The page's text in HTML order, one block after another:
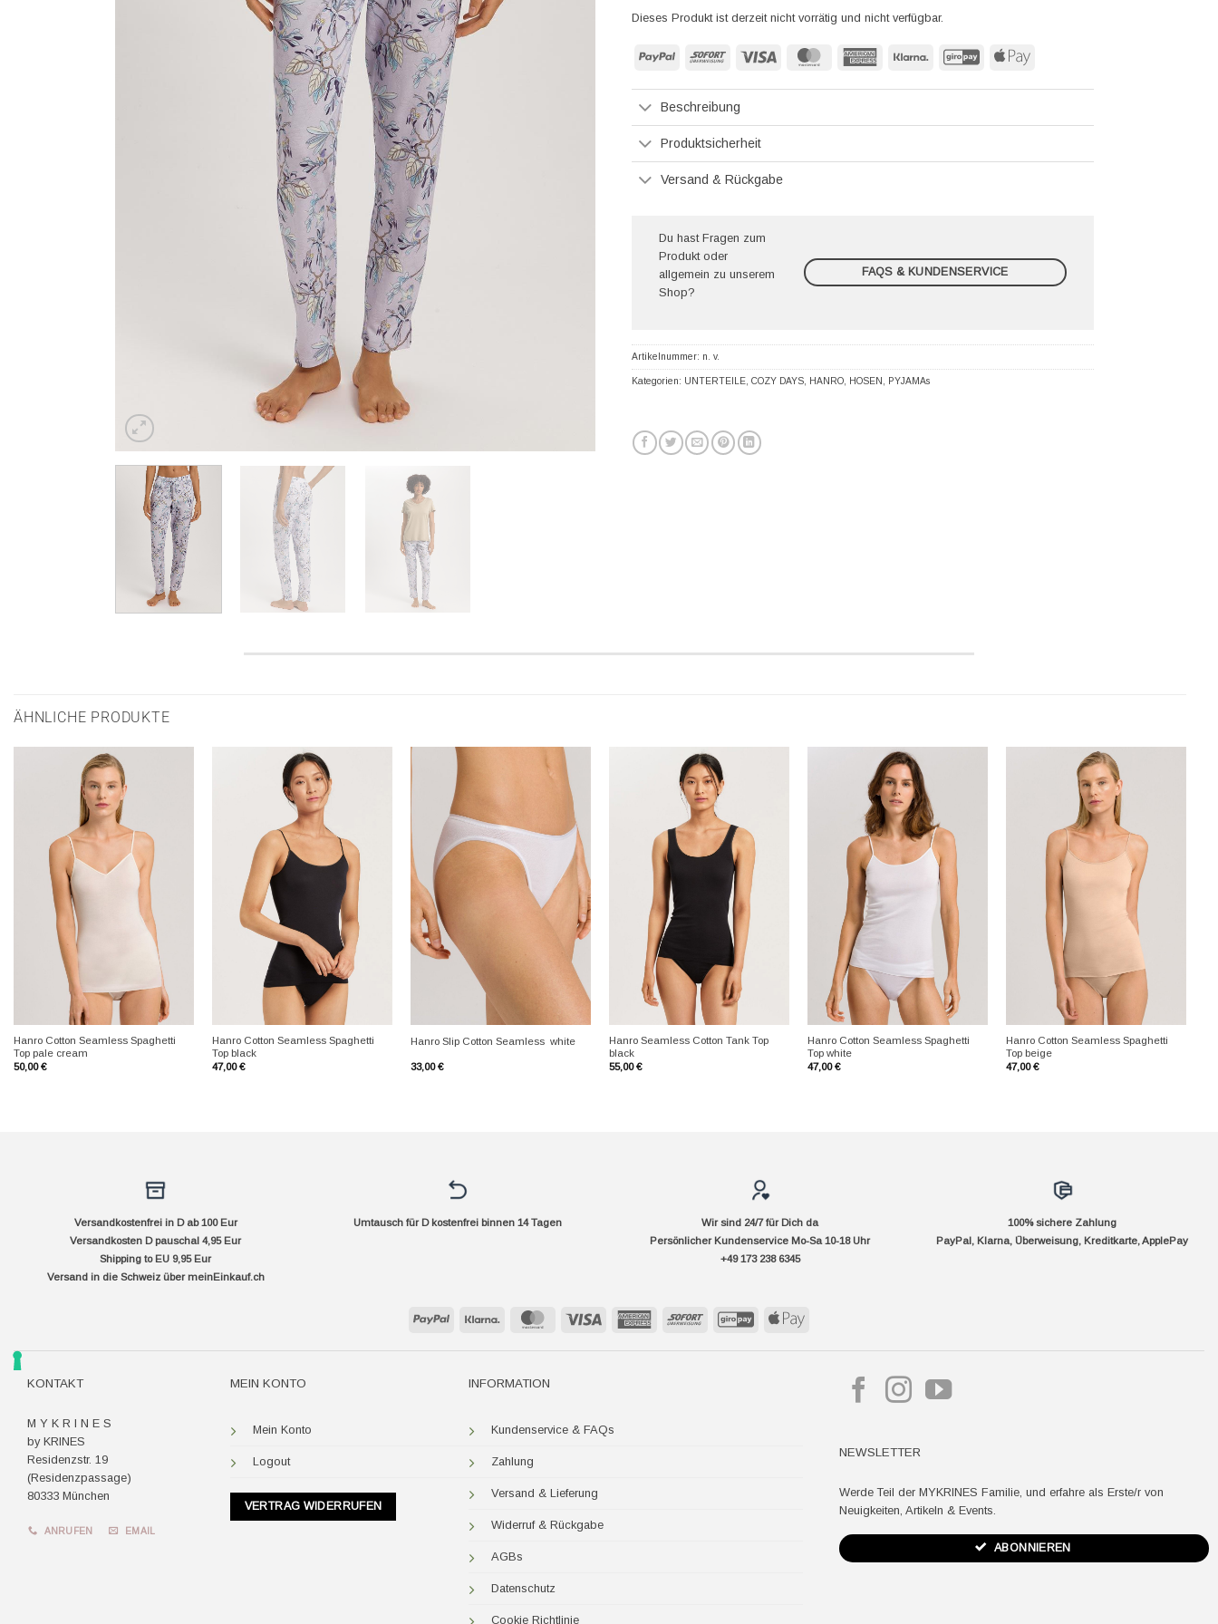
Dieses Produkt ist derzeit nicht vorrätig und nicht verfügbar.
PayPal Sofort Visa MasterCard American
Klarna GiroPay Apple
Beschreibung
Produktsicherheit
Versand & Rückgabe
Du hast Fragen zum
Produkt oder
allgemein zu unserem
Shop?
FAQS & KUNDENSERVICE
Artikelnummer: n. v.
Kategorien: UNTERTEILE, COZY DAYS, HANRO, HOSEN , PYJAMAs
ÄHNLICHE PRODUKTE
Hanro Cotton Seamless Spaghetti
Top pale cream
50,00€
Hanro Cotton Seamless Spaghetti
Top black
47,00€
Hanro Slip Cotton Seamless white
33,00€
Hanro Seamless Cotton Tank Top
black
55,00€
+
Hanro Cotton Seamless Spaghetti
Top white
47,00€
Hanro Cotton Seamless Spaghetti
Top beige
47,00€
Versandkostenfrei in D ab 100 Eur
Versandkosten D pauschal 4,95 Eur
Shipping to EU 9,95 Eur
Versand in die Schweiz über meinEinkauf.ch
Umtausch für D kostenfrei binnen 14 Tagen
Wir sind 24/7 für Dich da
Persönlicher Kundenservice Mo-Sa 10-18 Uhr
+49 173 238 6345
100% sichere Zahlung
PayPal, Klarna, Überweisung, Kreditkarte, ApplePay
PayPal Klarna MasterCard Visa
AmericanSofort GiroPay Apple
KONTAKT
M Y K R I N E S
by KRINES
Residenzstr. 19
(Residenzpassage)
80333 München
ANRUFEN EMAIL
MEIN KONTO
Mein Konto
Logout
VERTRAG WIDERRUFEN
INFORMATION
Kundenservice & FAQs
Zahlung
Versand & Lieferung
Widerruf & Rückgabe
AGBs
Datenschutz
Cookie Richtlinie
NEWSLETTER
Werde Teil der MYKRINES Familie, und erfahre als Erste/r von
Neuigkeiten, Artikeln & Events.
ABONNIEREN